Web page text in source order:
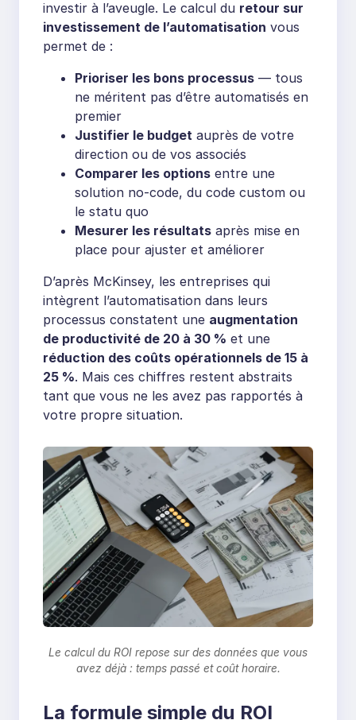
investir à l’aveugle. Le calcul du retour sur
investissement de l’automatisation vous
permet de :
Prioriser les bons processus — tous
ne méritent pas d’être automatisés en
premier
Justifier le budget auprès de votre
direction ou de vos associés
Comparer les options entre une
solution no-code, du code custom ou
le statu quo
Mesurer les résultats après mise en
place pour ajuster et améliorer
D’après McKinsey, les entreprises qui
intègrent l’automatisation dans leurs
processus constatent une augmentation
de productivité de 20 à 30 % et une
réduction des coûts opérationnels de 15 à
25 %. Mais ces chiffres restent abstraits
tant que vous ne les avez pas rapportés à
votre propre situation.
Le calcul du ROI repose sur des données que vous
avez déjà : temps passé et coût horaire.
La formule simple du ROI